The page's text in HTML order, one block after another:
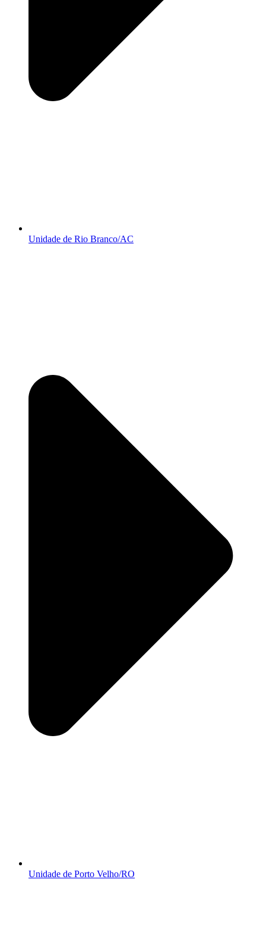
Unidade de Rio Branco/AC
Unidade de Porto Velho/RO